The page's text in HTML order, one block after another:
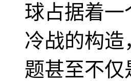
球占据着
冷战的构
题甚至不